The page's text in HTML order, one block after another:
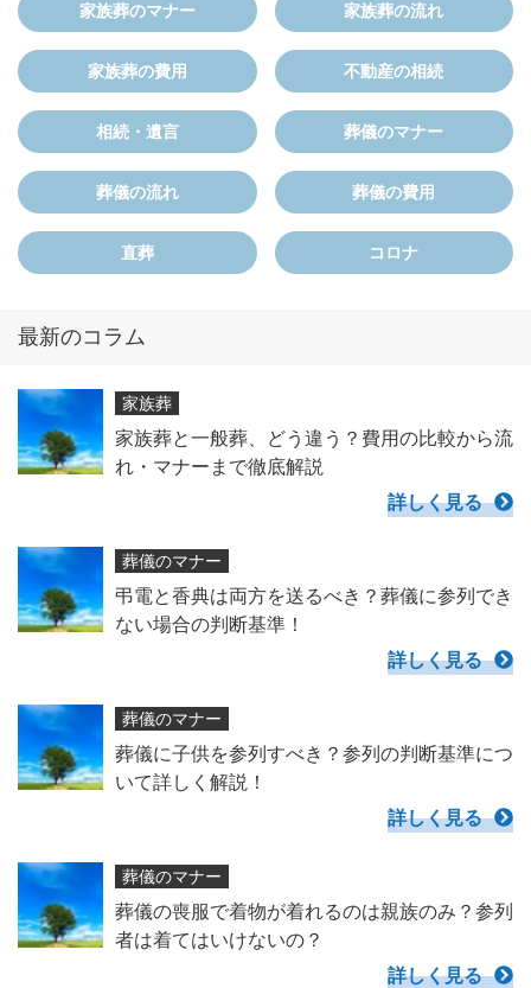
家族葬のマナー 家族葬の流れ
家族葬の費用 不動産の相続
相続・遺言 葬儀のマナー
葬儀の流れ 葬儀の費用
直葬 コロナ
最新のコラム
家族葬
家族葬と一般葬、どう違う？費用の比較から流
れ・マナーまで徹底解説
詳しく見る
葬儀のマナー
弔電と香典は両方を送るべき？葬儀に参列でき
ない場合の判断基準！
詳しく見る
葬儀のマナー
葬儀に子供を参列すべき？参列の判断基準につ
いて詳しく解説！
詳しく見る
葬儀のマナー
葬儀の喪服で着物が着れるのは親族のみ？参列
者は着てはいけないの？
詳しく見る